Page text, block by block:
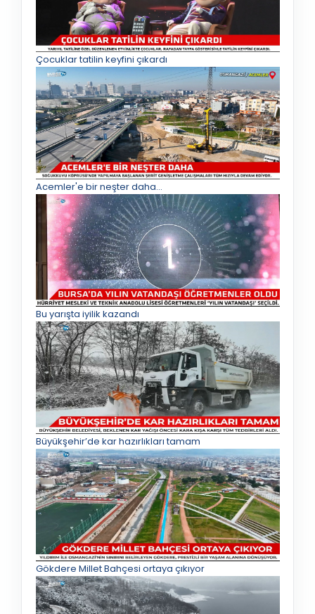
Çocuklar tatilin keyfini çıkardı
Acemler'e bir neşter daha...
Bu yarışta iyilik kazandı
Büyükşehir’de kar hazırlıkları tamam
Gökdere Millet Bahçesi ortaya çıkıyor